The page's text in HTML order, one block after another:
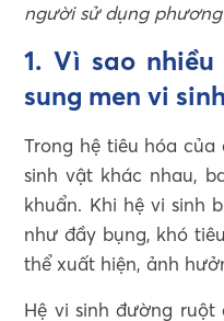
người sử dụng
1. Vì sao
sung men vi sinh
Trong hệ tiêu hóa
sinh vật khác nhau,
khuẩn. Khi hệ vi sinh
như đầy bụng, khó
thể xuất hiện, ảnh
Hệ vi sinh đường